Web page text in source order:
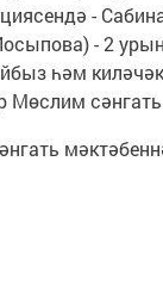
-
- 2
һәм
Мөслим